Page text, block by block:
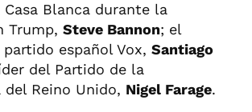
Casa Blanca durante la
Trump, Steve Bannon; el
español Vox, Santiago
del Partido de la
del Reino Unido, Nigel Farage.